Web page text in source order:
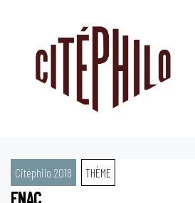
Citéphilo 2018 THÈME
FNAC